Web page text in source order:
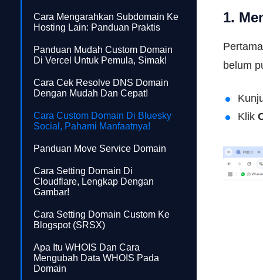
Cara Mengarahkan Subdomain Ke
Hosting Lain: Panduan Praktis
Panduan Mudah Custom Domain
Di Vercel Untuk Pemula, Simak!
Cara Cek Resolve DNS Domain
Dengan Mudah Dan Cepat!
Cara Custom Domain Di Bluesky
Social, Pahami Manfaatnya!
Panduan Move Service Domain
Cara Setting Domain Di
Cloudflare, Lengkap Dengan
Gambar!
Cara Setting Domain Custom Ke
Blogspot (SRSX)
Apa Itu WHOIS Dan Cara
Mengubah Data WHOIS Pada
Domain
1.
belum
Klik